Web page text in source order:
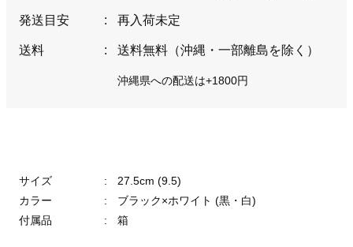
発送目安 : 再入荷未定
送料 : 送料無料（沖縄・一部離島を除く）
沖縄県への配送は+1800円
サイズ :
27.5cm (9.5)
カラー
:
ブラック×ホワイト (黒・白)
付属品
: 箱